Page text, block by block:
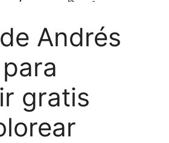
Andrés
gratis